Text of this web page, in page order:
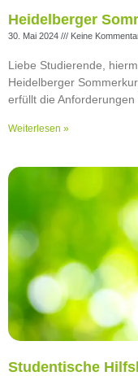
Heidelberger
30. Mai 2024 Keine
Liebe Studierende,
Heidelberger
erfüllt die
Weiterlesen »
Studentische